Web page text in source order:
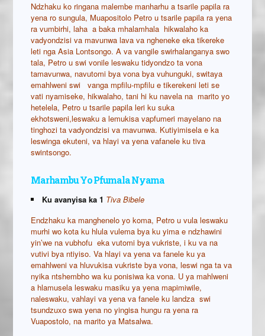
Ndzhaku ko ringana malembe manharhu a tsarile papila ra
yena ro sungula, Muapositolo Petro u tsarile papila ra yena
ra vumbirhi, laha a baka mhalamhala hikwalaho ka
vadyondzisi va mavunwa lava va ngheneke eka tikereke
leti nga Asia Lontsongo. A va vangile swirhalanganya swo
tala, Petro u swi vonile leswaku tidyondzo ta vona
tamavunwa, navutomi bya vona bya vuhunguki, switaya
emahlweni swi vanga mpfilu-mpfilu e tikerekeni leti se
vati nyamiseke, hikwalaho, tani hi ku navela na marito yo
hetelela, Petro u tsarile papila leri ku suka
ekhotsweni,leswaku a lemukisa vapfumeri mayelano na
tinghozi ta vadyondzisi va mavunwa. Kutiyimisela e ka
leswinga ekuteni, va hlayi va yena vafanele ku tiva
swintsongo.
Marhambu Yo Pfumala Nyama
Ku avanyisa ka 1 Tiva Bibele
Endzhaku ka manghenelo yo koma, Petro u vula leswaku
murhi wo kota ku hlula vulema bya ku yima e ndzhawini
yin’we na vubhofu eka vutomi bya vukriste, i ku va na
vutivi bya ntiyiso. Va hlayi va yena va fanele ku ya
emahlweni va hluvukisa vukriste bya vona, leswi nga ta va
nyika ntshembho wa ku ponisiwa ka vona. U ya mahlweni
a hlamusela leswaku masiku ya yena mapimiwile,
naleswaku, vahlayi va yena va fanele ku landza swi
tsundzuxo swa yena no yingisa hungu ra yena ra
Vuapostolo, na marito ya Matsalwa.